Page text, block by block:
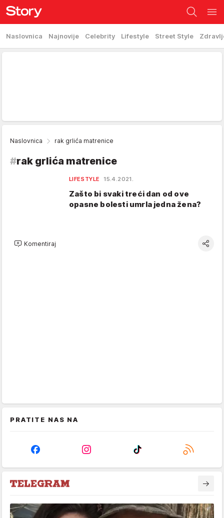
Naslovnica Najnovije Celebrity Lifestyle Street Style
Naslovnica rak grlića matrenice
#rak grlića matrenice
LIFESTYLE 15.4.2021.
Zašto bi svaki treći dan od ove
opasne bolesti umrla jedna žena?
Komentiraj
PRATITE NAS NA